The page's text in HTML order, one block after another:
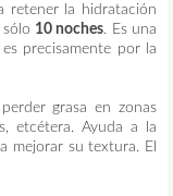
retener la hidratación
10 noches. Es una
precisamente por la
grasa en zonas
etcétera. Ayuda a la
mejorar su textura. El